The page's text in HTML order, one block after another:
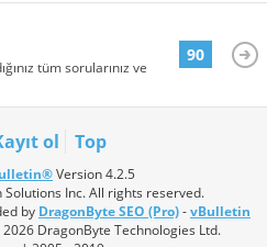
tüm sorularınız ve
90
ol Top
Version 4.2.5
Inc. All rights reserved.
by DragonByte SEO (Pro)-vBulletin
DragonByte Technologies Ltd.